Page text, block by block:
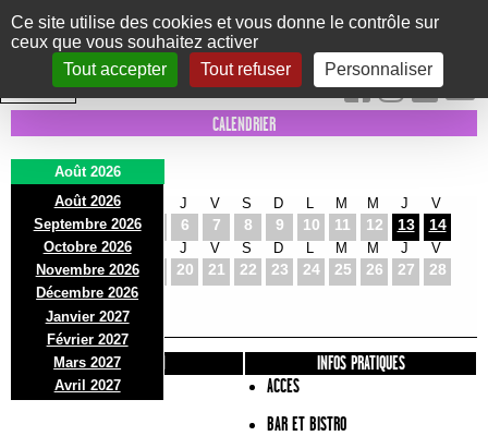
Panneau de gestion des cookies
Ce site utilise des cookies et vous donne le contrôle sur
ceux que vous souhaitez activer
Tout accepter
Tout refuser Personnaliser
Le Marni
CONCERTS DANSE/CIRQUE THÉÂTRE KIDS EXPOS EVENTS
INTRA MUROS
CALENDRIER
Août 2026
Août 2026
Septembre 2026
Octobre 2026
Novembre 2026
Décembre 2026
Janvier 2027
Février 2027
Mars 2027
Avril 2027
D
2
L
3
M
4
J
6
V
7
S
8
D
9 10
M
11
M
12
J
13
V
14
D
16
L
17
M
18
J
20
V
21
S
22
D
23 24
M
25
M
26
J
27
V
28
D
30
L
31
PRÉSENTATION
INFOS PRATIQUES
ACCES
BAR ET BISTRO